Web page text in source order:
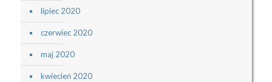
lipiec 2020
czerwiec 2020
maj 2020
kwiecień 2020